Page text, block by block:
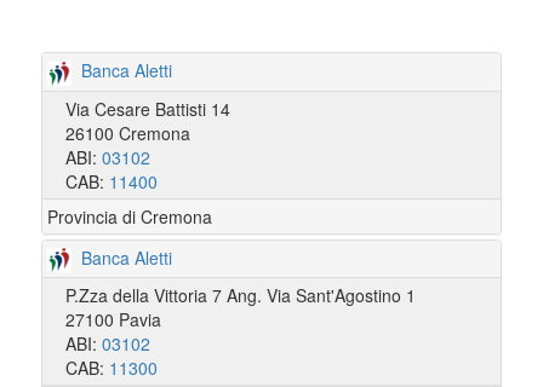
Banca Aletti
Via Cesare Battisti 14
26100 Cremona
ABI: 03102
CAB: 11400
Provincia di Cremona
Banca Aletti
P.Zza della Vittoria 7 Ang. Via Sant'Agostino 1
27100 Pavia
ABI: 03102
CAB: 11300